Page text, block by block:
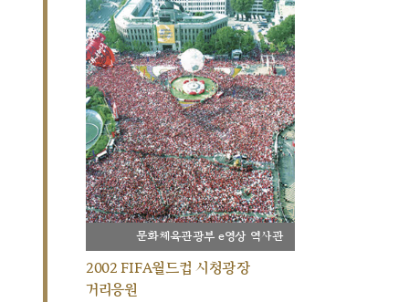
문화체육관광부 e영상 역사관
2002 FIFA월드컵 시청광장
거리응원